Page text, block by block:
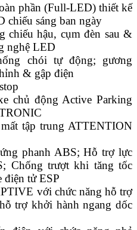
phần (Full-LED) thiết kế
chiếu sáng ban ngày
chiếu hậu, cụm đèn sau &
nghệ LED
chói tự động; gương
& gập điện
chủ động Active Parking
tập trung ATTENTION
phanh ABS; Hỗ trợ lực
Chống trượt khi tăng tốc
điện tử ESP
với chức năng hỗ trợ
trợ khởi hành ngang dốc